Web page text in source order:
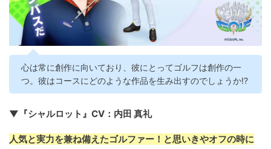
心は常に創作に向いており、彼にとってゴルフは創作の一
つ。彼はコースにどのような作品を生み出すのでしょうか!?
▼『シャルロット』CV：内田 真礼
人気と実力を兼ね備えたゴルファー！と思いきやオフの時に